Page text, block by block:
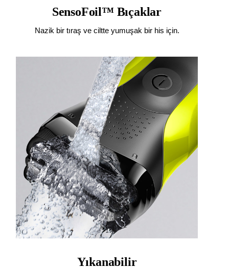
SensoFoil™ Bıçaklar
Nazik bir tıraş ve ciltte yumuşak bir his için.
Yıkanabilir